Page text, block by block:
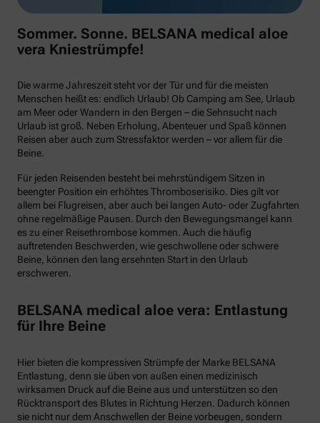
Sommer. Sonne. BELSANA medical aloe
vera Kniestrümpfe!
Die warme Jahreszeit steht vor der Tür und für die meisten
Menschen heißt es: endlich Urlaub! Ob Camping am See, Urlaub
am Meer oder Wandern in den Bergen – die Sehnsucht nach
Urlaub ist groß. Neben Erholung, Abenteuer und Spaß können
Reisen aber auch zum Stressfaktor werden – vor allem für die
Beine.
Für jeden Reisenden besteht bei mehrstündigem Sitzen in
beengter Position ein erhöhtes Thromboserisiko. Dies gilt vor
allem bei Flugreisen, aber auch bei langen Auto- oder Zugfahrten
ohne regelmäßige Pausen. Durch den Bewegungsmangel kann
es zu einer Reisethrombose kommen. Auch die häufig
auftretenden Beschwerden, wie geschwollene oder schwere
Beine, können den lang ersehnten Start in den Urlaub
erschweren.
BELSANA medical aloe vera: Entlastung
für Ihre Beine
Hier bieten die kompressiven Strümpfe der Marke BELSANA
Entlastung, denn sie üben von außen einen medizinisch
wirksamen Druck auf die Beine aus und unterstützen so den
Rücktransport des Blutes in Richtung Herzen. Dadurch können
sie nicht nur dem Anschwellen der Beine vorbeugen, sondern